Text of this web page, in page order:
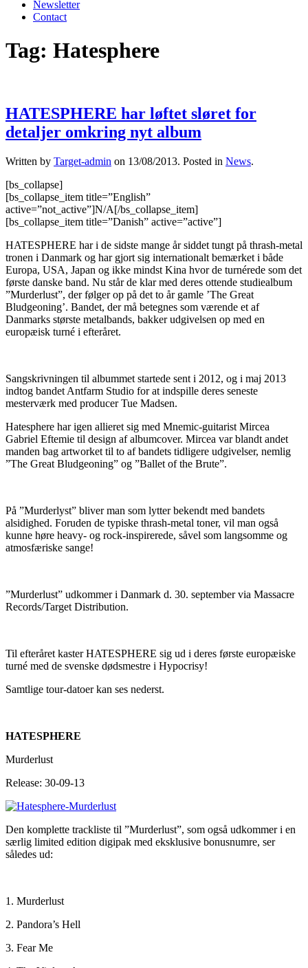
Newsletter
Contact
Tag: Hatesphere
HATESPHERE har løftet sløret for
detaljer omkring nyt album
Written by Target-admin on 13/08/2013. Posted in News.
[bs_collapse]
[bs_collapse_item title=”English”
active=”not_active”]N/A[/bs_collapse_item]
[bs_collapse_item title=”Danish” active=”active”]
HATESPHERE har i de sidste mange år siddet tungt på thrash-metal
tronen i Danmark og har gjort sig internationalt bemærket i både
Europa, USA, Japan og ikke mindst Kina hvor de turnérede som det
første danske band. Nu står de klar med deres ottende studiealbum
”Murderlust”, der følger op på det to år gamle ’The Great
Bludgeoning’. Bandet, der må betegnes som værende et af
Danmarks største metalbands, bakker udgivelsen op med en
europæisk turné i efteråret.
Sangskrivningen til albummet startede sent i 2012, og i maj 2013
indtog bandet Antfarm Studio for at indspille deres seneste
mesterværk med producer Tue Madsen.
Hatesphere har igen allieret sig med Mnemic-guitarist Mircea
Gabriel Eftemie til design af albumcover. Mircea var blandt andet
manden bag artworket til to af bandets tidligere udgivelser, nemlig
”The Great Bludgeoning” og ”Ballet of the Brute”.
På ”Murderlyst” bliver man som lytter bekendt med bandets
alsidighed. Foruden de typiske thrash-metal toner, vil man også
kunne høre heavy- og rock-inspirerede, såvel som langsomme og
atmosfæriske sange!
”Murderlust” udkommer i Danmark d. 30. september via Massacre
Records/Target Distribution.
Til efteråret kaster HATESPHERE sig ud i deres første europæiske
turné med de svenske dødsmestre i Hypocrisy!
Samtlige tour-datoer kan ses nederst.
HATESPHERE
Murderlust
Release: 30-09-13
Den komplette trackliste til ”Murderlust”, som også udkommer i en
særlig limited edition digipak med eksklusive bonusnumre, ser
således ud:
1. Murderlust
2. Pandora’s Hell
3. Fear Me